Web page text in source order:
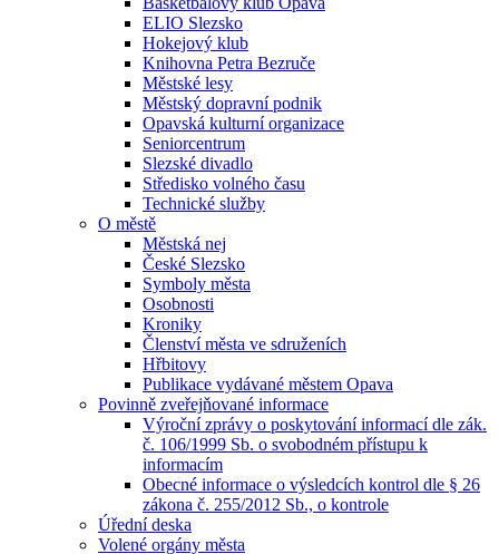
ELIO Slezsko
Hokejový klub
Knihovna Petra Bezruče
Městské lesy
Městský dopravní podnik
Opavská kulturní organizace
Seniorcentrum
Slezské divadlo
Středisko volného času
Technické služby
O městě
Městská nej
České Slezsko
Symboly města
Osobnosti
Kroniky
Členství města ve sdruženích
Hřbitovy
Publikace vydávané městem Opava
Povinně zveřejňované informace
Výroční zprávy o poskytování informací dle zák.
č. 106/1999 Sb. o svobodném přístupu k
informacím
Obecné informace o výsledcích kontrol dle § 26
zákona č. 255/2012 Sb., o kontrole
Úřední deska
Volené orgány města